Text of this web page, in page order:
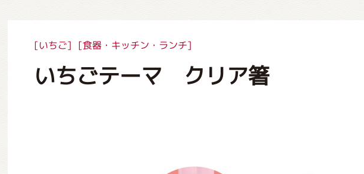
[いちご] [食器・キッチン・ランチ]
いちごテーマ クリア箸
絵本・作家紹介